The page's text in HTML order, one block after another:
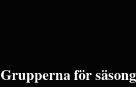
Grupperna för